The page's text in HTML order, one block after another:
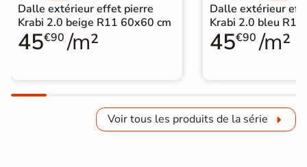
Dalle extérieur effet pierre
Krabi 2.0 beige R11 60x60 cm
45€90 /m²
Dalle extérieur
Krabi 2.0 bleu
45€90 /m²
Voir tous les produits de la série